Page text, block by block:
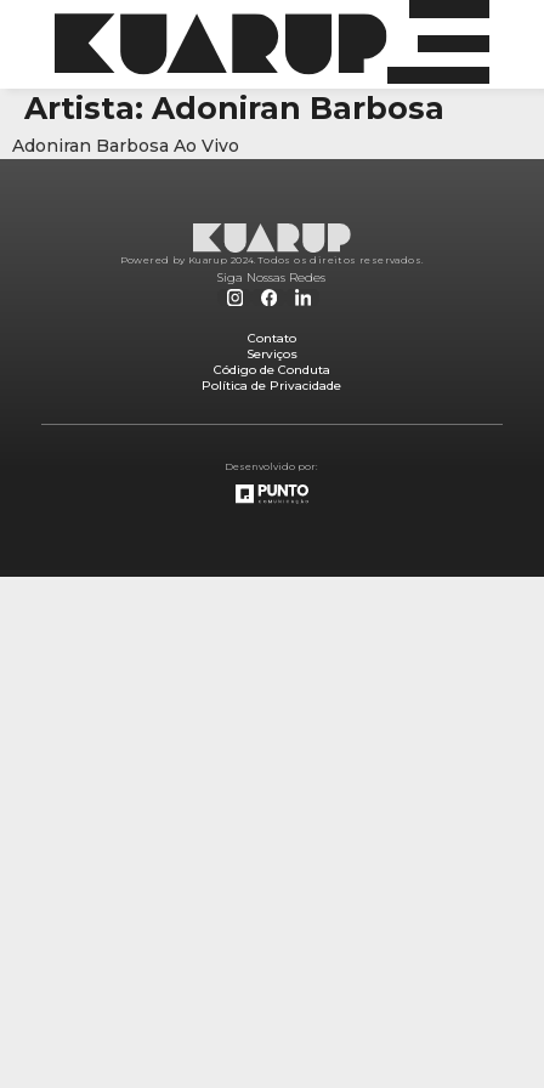
Artista: Adoniran Barbosa
Adoniran Barbosa Ao Vivo
Powered by Kuarup 2024. Todos os direitos reservados.
Siga Nossas Redes
Contato
Serviços
Código de Conduta
Política de Privacidade
Desenvolvido por: